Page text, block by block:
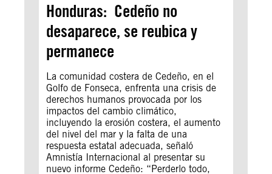
Honduras: Cedeño no
desaparece, se reubica y
permanece
La comunidad costera de Cedeño, en el
Golfo de Fonseca, enfrenta una crisis de
derechos humanos provocada por los
impactos del cambio climático,
incluyendo la erosión costera, el aumento
del nivel del mar y la falta de una
respuesta estatal adecuada, señaló
Amnistía Internacional al presentar su
nuevo informe Cedeño: “Perderlo todo,